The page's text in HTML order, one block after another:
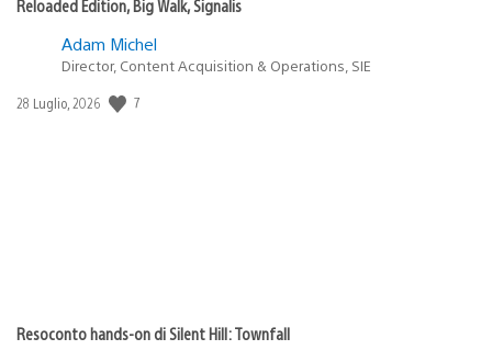
Reloaded Edition, Big Walk, Signalis
Adam Michel
Director, Content Acquisition & Operations, SIE
Data
28 Luglio, 2026 7
Resoconto hands-on di Silent Hill: Townfall